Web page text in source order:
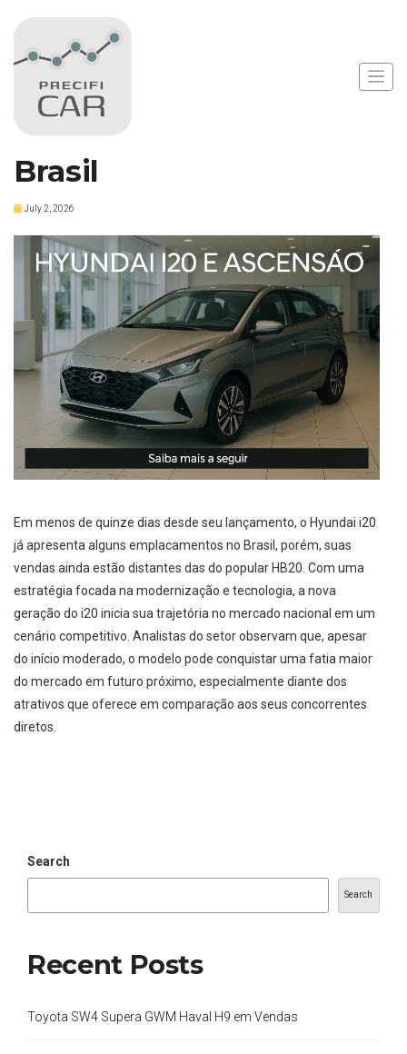
Hyundai i20 Registra
Vendas Promissoras no
Brasil
July 2, 2026
Em menos de quinze dias desde seu lançamento, o Hyundai i20
já apresenta alguns emplacamentos no Brasil, porém, suas
vendas ainda estão distantes das do popular HB20. Com uma
estratégia focada na modernização e tecnologia, a nova
geração do i20 inicia sua trajetória no mercado nacional em um
cenário competitivo. Analistas do setor observam que, apesar
do início moderado, o modelo pode conquistar uma fatia maior
do mercado em futuro próximo, especialmente diante dos
atrativos que oferece em comparação aos seus concorrentes
diretos.
Search
Search
Recent Posts
Toyota SW4 Supera GWM Haval H9 em Vendas